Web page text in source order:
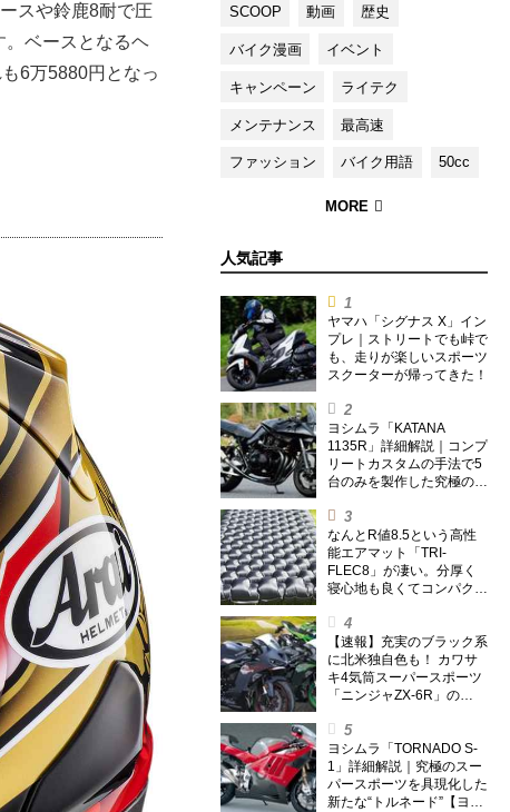
SCOOP 動画 歴史
バイク漫画 イベント
キャンペーン ライテク
メンテナンス 最高速
ファッション バイク用語 50cc
人気記事
ヤマハ「シグナス X」イン
プレ｜ストリートでも峠で
も、走りが楽しいスポーツ
スクーターが帰ってきた！
ヨシムラ「KATANA
1135R」詳細解説｜コンプ
リートカスタムの手法で5
台のみを製作した究極の銘
なんとR値8.5という高性
能エアマット「TRI-
FLEC8」が凄い。分厚く
寝心地も良くてコンパクト
トを試してみた〈若林浩志
のスーパー・カブカブ・ダ
イアリーズ Vol.385〉
【速報】充実のブラック系
に北米独自色も！ カワサ
キ4気筒スーパースポーツ
「ニンジャZX-6R」の
筒ニンジャも出たよ【海
外】
ヨシムラ「TORNADO S-
1」詳細解説｜究極のスー
パースポーツを具現化した
新たな“トルネード”【ヨシ
スや鈴鹿8耐で圧
。ベースとなるヘ
6万5880円となっ